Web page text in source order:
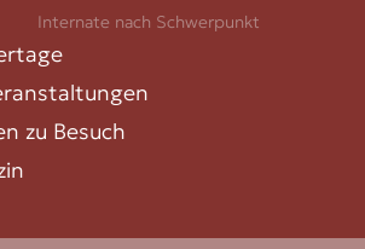
Internate nach Schwerpunkt
zu Besuch